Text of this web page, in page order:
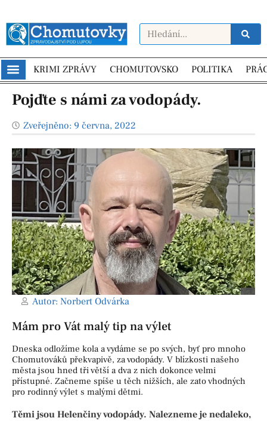
KRIMI ZPRÁVY CHOMUTOVSKO POLITIKA
Pojďte s námi za vodopády.
Zveřejněno: 9 června, 2022
Autor: Norbert Odvárka
Mám pro Vát malý tip na výlet
Dneska odložíme kola a vydáme se po svých, byť pro mnoho
Chomutováků překvapivě, za vodopády. V blízkosti našeho
města jsou hned tři větší a dva z nich dokonce velmi
přístupné. Začneme spíše u těch nižších, ale zato vhodných
pro rodinný výlet s malými dětmi.
Těmi jsou Helenčiny vodopády. Nalezneme je nedaleko,